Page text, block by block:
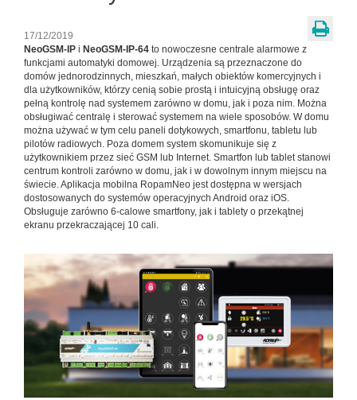
17/12/2019
NeoGSM-IP i NeoGSM-IP-64 to nowoczesne centrale alarmowe z
funkcjami automatyki domowej. Urządzenia są przeznaczone do
domów jednorodzinnych, mieszkań, małych obiektów komercyjnych i
dla użytkowników, którzy cenią sobie prostą i intuicyjną obsługę oraz
pełną kontrolę nad systemem zarówno w domu, jak i poza nim. Można
obsługiwać centralę i sterować systemem na wiele sposobów. W domu
można używać w tym celu paneli dotykowych, smartfonu, tabletu lub
pilotów radiowych. Poza domem system skomunikuje się z
użytkownikiem przez sieć GSM lub Internet. Smartfon lub tablet stanowi
centrum kontroli zarówno w domu, jak i w dowolnym innym miejscu na
świecie. Aplikacja mobilna RopamNeo jest dostępna w wersjach
dostosowanych do systemów operacyjnych Android oraz iOS.
Obsługuje zarówno 6-calowe smartfony, jak i tablety o przekątnej
ekranu przekraczającej 10 cali.